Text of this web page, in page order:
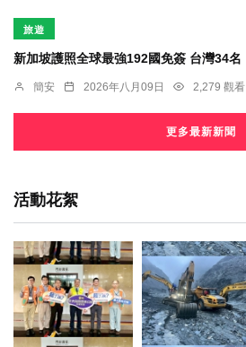
旅遊
新加坡護照全球最強192國免簽 台灣34名
簡安 2026年八月09日 2,279 觀看
更多最新新聞
活動花絮